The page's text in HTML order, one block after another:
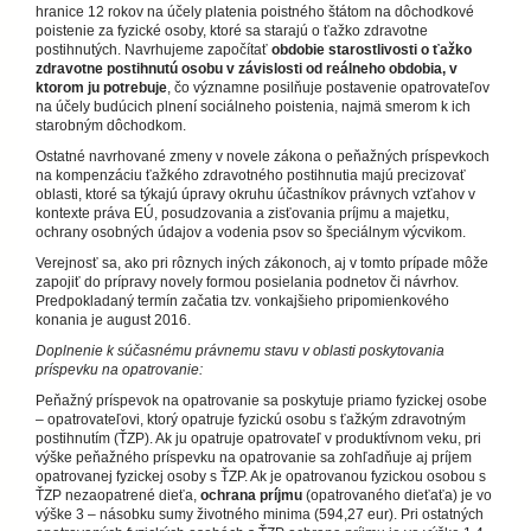
hranice 12 rokov na účely platenia poistného štátom na dôchodkové
poistenie za fyzické osoby, ktoré sa starajú o ťažko zdravotne
postihnutých. Navrhujeme započítať obdobie starostlivosti o ťažko
zdravotne postihnutú osobu v závislosti od reálneho obdobia, v
ktorom ju potrebuje, čo významne posilňuje postavenie opatrovateľov
na účely budúcich plnení sociálneho poistenia, najmä smerom k ich
starobným dôchodkom.
Ostatné navrhované zmeny v novele zákona o peňažných príspevkoch
na kompenzáciu ťažkého zdravotného postihnutia majú precizovať
oblasti, ktoré sa týkajú úpravy okruhu účastníkov právnych vzťahov v
kontexte práva EÚ, posudzovania a zisťovania príjmu a majetku,
ochrany osobných údajov a vodenia psov so špeciálnym výcvikom.
Verejnosť sa, ako pri rôznych iných zákonoch, aj v tomto prípade môže
zapojiť do prípravy novely formou posielania podnetov či návrhov.
Predpokladaný termín začatia tzv. vonkajšieho pripomienkového
konania je august 2016.
Doplnenie k súčasnému právnemu stavu v oblasti poskytovania
príspevku na opatrovanie:
Peňažný príspevok na opatrovanie sa poskytuje priamo fyzickej osobe
– opatrovateľovi, ktorý opatruje fyzickú osobu s ťažkým zdravotným
postihnutím (ŤZP). Ak ju opatruje opatrovateľ v produktívnom veku, pri
výške peňažného príspevku na opatrovanie sa zohľadňuje aj príjem
opatrovanej fyzickej osoby s ŤZP. Ak je opatrovanou fyzickou osobou s
ŤZP nezaopatrené dieťa, ochrana príjmu (opatrovaného dieťaťa) je vo
výške 3 – násobku sumy životného minima (594,27 eur). Pri ostatných